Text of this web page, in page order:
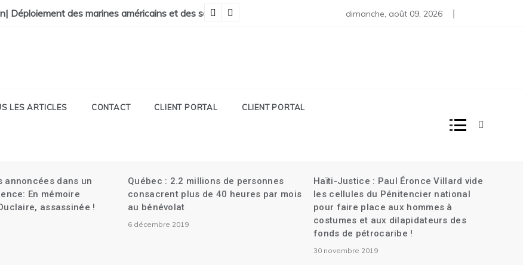
La Faculté de Médecine vandalisée.
Déploiement des marines américains et des soldats canadiens en Haïti| L’attaque contre la banque Centrale| Plus de
Martine renvoyée au Tribunal criminel dans l’assassinat de
dimanche, août 09, 2026
LES ARTICLES CONTACT CLIENT PORTAL CLIENT PORTAL
annoncées dans un
En mémoire
assassinée !
Québec : 2.2 millions de personnes
consacrent plus de 40 heures par mois
au bénévolat
6 décembre 2019
Haïti-Justice : Paul Éronce Villard vide
les cellules du Pénitencier national
pour faire place aux hommes à
costumes et aux dilapidateurs des
fonds de pétrocaribe !
30 novembre 2019